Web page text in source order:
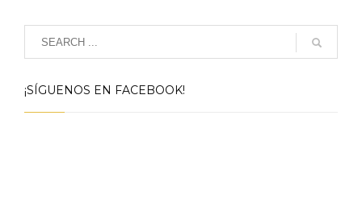
¡SÍGUENOS EN FACEBOOK!